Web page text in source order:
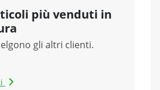
più venduti in
gli altri clienti.